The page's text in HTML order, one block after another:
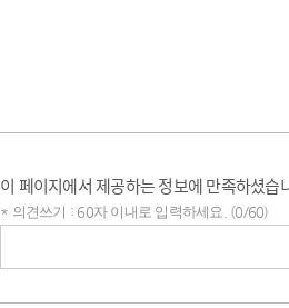
이 페이지에서 제공하는 정보에 만족하셨습
* 의견쓰기 : 60자 이내로 입력하세요. (0/60)